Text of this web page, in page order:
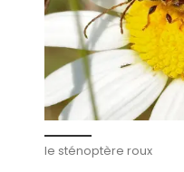
le sténoptère roux